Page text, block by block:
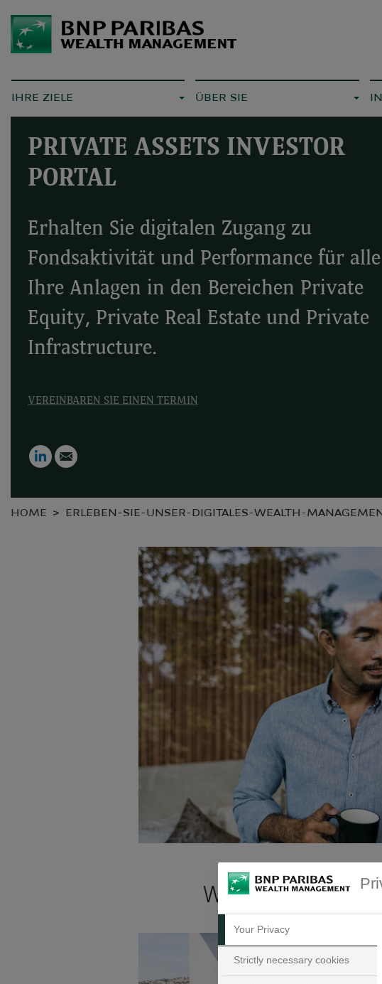
IHRE ZIELE ÜBER SIE
PRIVATE ASSETS INVESTOR
PORTAL
Erhalten Sie digitalen Zugang zu
Fondsaktivität und Performance für alle
Ihre Anlagen in den Bereichen Private
Equity, Private Real Estate und Private
Infrastructure.
VEREINBAREN SIE EINEN TERMIN
LinkedIn
HOME ERLEBEN-SIE-UNSER-DIGITALES-WEALTH-
Wenn Sie unser
Your Privacy
Strictly necessary cookies